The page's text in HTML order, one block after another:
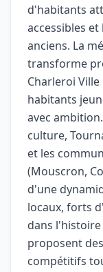
d'habitants
accessibles
anciens. La
transforme
Charleroi
habitants
avec
culture,
et les
(Mouscron,
d'une
locaux, forts
dans
proposent
compétitifs